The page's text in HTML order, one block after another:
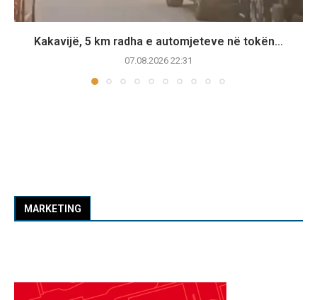
Kakavijë, 5 km radha e automjeteve në tokën...
07.08.2026 22:31
MARKETING